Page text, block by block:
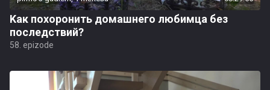
Kак похоронить домашнего любимца без
последствий?
58. epizode